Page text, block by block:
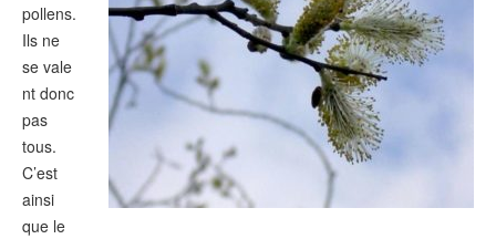
pollens.
Ils ne
se vale
nt donc
pas
tous.
C’est
ainsi
que le